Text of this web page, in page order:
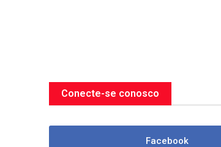
Conecte-se conosco
Facebook